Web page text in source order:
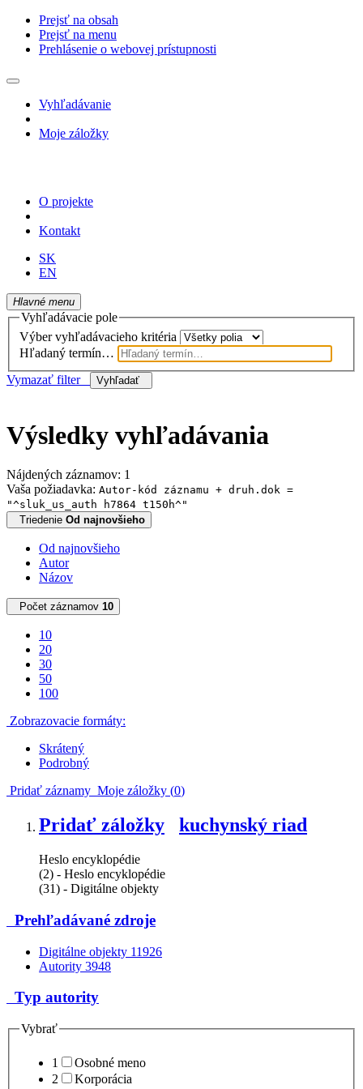
Prejsť na obsah
Prejsť na menu
Prehlásenie o webovej prístupnosti
Vyhľadávanie
Moje záložky
O projekte
Kontakt
SK
EN
Hlavné menu
Vyhľadávacie pole
Výber vyhľadávacieho kritéria
Hľadaný termín…
Vymazať filter
Vyhľadať
Výsledky vyhľadávania
Nájdených záznamov: 1
Vaša požiadavka: Autor-kód záznamu + druh.dok =
"^sluk_us_auth h7864 t150h^"
Triedenie Od najnovšieho
Od najnovšieho
Autor
Názov
Počet záznamov 10
10
20
30
50
100
Zobrazovacie formáty:
Skrátený
Podrobný
Pridať záznamy Moje záložky (0)
Pridať záložky kuchynský riad
Heslo encyklopédie
(2) - Heslo encyklopédie
(31) - Digitálne objekty
Prehľadávané zdroje
Digitálne objekty 11926
Autority 3948
Typ autority
Vybrať
1
Osobné meno
2
Korporácia